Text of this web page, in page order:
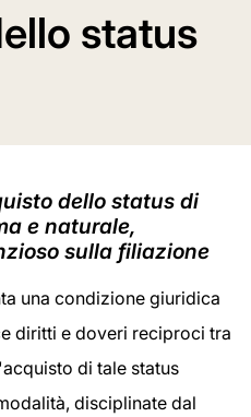
status
dello status di
e naturale,
sulla filiazione
una condizione giuridica
diritti e doveri reciproci tra
di tale status
disciplinate dal